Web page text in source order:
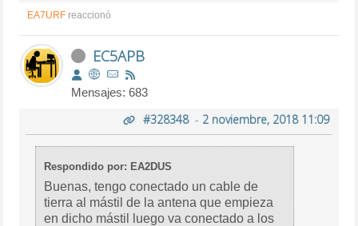
EA7URF reaccionó
EC5APB
Mensajes: 683
#328348- 2 noviembre, 2018 11:09
Respondido por: EA2DUS
Buenas, tengo conectado un cable de
tierra al mástil de la antena que empieza
en dicho mástil luego va conectado a los